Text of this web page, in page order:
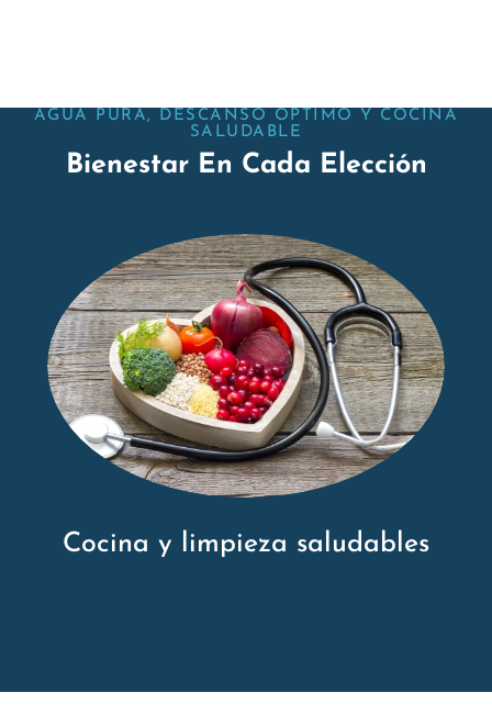
AGUA PURA, DESCANSO OPTIMO Y COCINA
SALUDABLE
Bienestar En Cada Elección
Cocina y limpieza saludables